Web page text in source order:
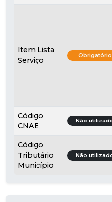
Item Lista
Serviço
Obrigatório
Código
CNAE
Não
Código
Tributário
Município
Não